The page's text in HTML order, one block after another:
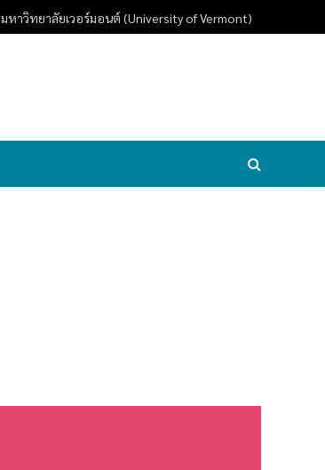
มหาวิทยาลัยเวอร์มอนต์ (University of Vermont)